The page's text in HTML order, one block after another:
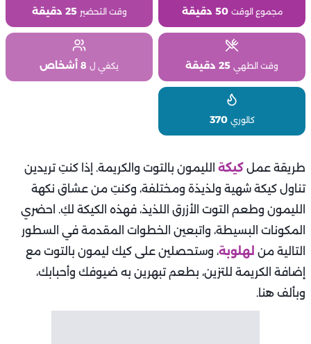
مجموع الوقت 50 دقيقة وقت التحضير 25 دقيقة
وقت الطهي 25 دقيقة يكفي ل 8 أشخاص
كالوري 370
طريقة عمل كيكة الليمون بالتوت والكريمة. إذا كنتِ تريدين
تناول كيكة شهية ولذيذة ومختلفة، وكنتِ من عشاق نكهة
الليمون وطعم التوت الأزرق اللذيذ، فهذه الكيكة لكِ. احضري
المكونات البسيطة، واتبعين الخطوات المقدمة في السطور
التالية من لهلوبة، وستحصلين على كيك ليمون بالتوت مع
إضافة الكريمة للتزين، بطعم تبهرين به ضيوفك وأحبابك،
وبألف هنا.